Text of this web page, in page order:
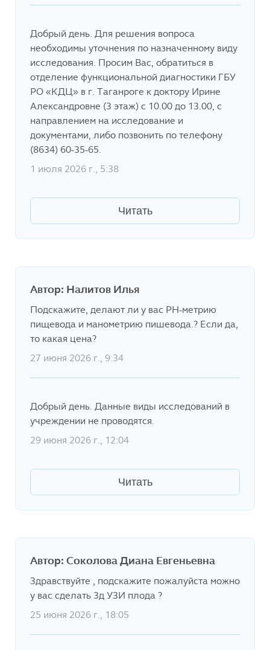
Добрый день. Для решения вопроса
необходимы уточнения по назначенному виду
исследования. Просим Вас, обратиться в
отделение функциональной диагностики ГБУ
РО «КДЦ» в г. Таганроге к доктору Ирине
Александровне (3 этаж) с 10.00 до 13.00, с
направлением на исследование и
документами, либо позвонить по телефону
(8634) 60-35-65.
1 июля 2026 г., 5:38
Читать
Автор: Налитов Илья
Подскажите, делают ли у вас PH-метрию
пищевода и манометрию пишевода.? Если да,
то какая цена?
27 июня 2026 г., 9:34
Добрый день. Данные виды исследований в
учреждении не проводятся.
29 июня 2026 г., 12:04
Читать
Автор: Соколова Диана Евгеньевна
Здравствуйте , подскажите пожалуйста можно
у вас сделать 3д УЗИ плода ?
25 июня 2026 г., 18:05